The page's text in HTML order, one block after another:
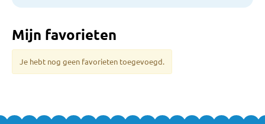
Mijn favorieten
Je hebt nog geen favorieten toegevoegd.